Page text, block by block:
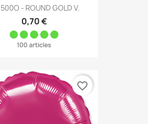
- ROUND GOLD V.
0,70 €
100 articles
favorite_border